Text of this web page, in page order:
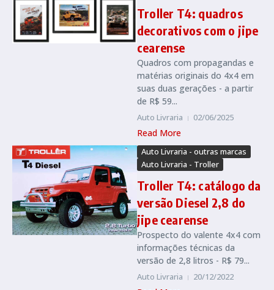
Troller T4: quadros
decorativos com o jipe
cearense
Quadros com propagandas e
matérias originais do 4x4 em
suas duas gerações - a partir
de R$ 59...
Auto Livraria 02/06/2025
Read More
Auto Livraria - outras marcas
Auto Livraria - Troller
Troller T4: catálogo da
versão Diesel 2,8 do
jipe cearense
Prospecto do valente 4x4 com
informações técnicas da
versão de 2,8 litros - R$ 79...
Auto Livraria 20/12/2022